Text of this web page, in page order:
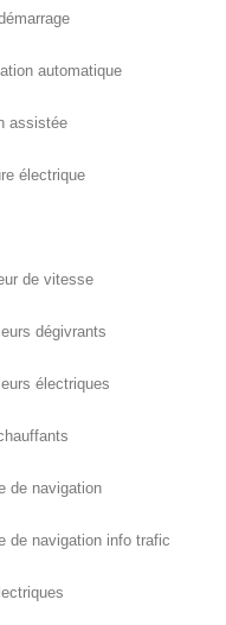
automatique
assistée
électrique
de vitesse
dégivrants
électriques
de navigation
de navigation info trafic